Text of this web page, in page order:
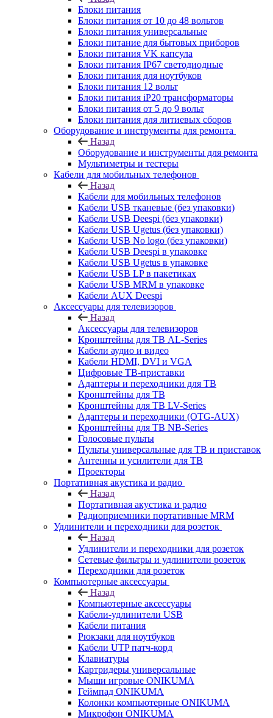
Блоки питания
Блоки питания от 10 до 48 вольтов
Блоки питания универсальные
Блоки питание для бытовых приборов
Блоки питания VK капсула
Блоки питания IP67 светодиодные
Блоки питания для ноутбуков
Блоки питания 12 вольт
Блоки питания iP20 трансформаторы
Блоки питания от 5 до 9 вольт
Блоки питания для литиевых сборов
Оборудование и инструменты для ремонта
Назад
Оборудование и инструменты для ремонта
Мультиметры и тестеры
Кабели для мобильных телефонов
Назад
Кабели для мобильных телефонов
Кабели USB тканевые (без упаковки)
Кабели USB Deespi (без упаковки)
Кабели USB Ugetus (без упаковки)
Кабели USB No logo (без упаковки)
Кабели USB Deespi в упаковке
Кабели USB Ugetus в упаковке
Кабели USB LP в пакетиках
Кабели USB MRM в упаковке
Кабели AUX Deespi
Аксессуары для телевизоров
Назад
Аксессуары для телевизоров
Кронштейны для ТВ AL-Series
Кабели аудио и видео
Кабели HDMI, DVI и VGA
Цифровые ТВ-приставки
Адаптеры и переходники для ТВ
Кронштейны для ТВ
Кронштейны для ТВ LV-Series
Адаптеры и переходники (OTG-AUX)
Кронштейны для ТВ NB-Series
Голосовые пульты
Пульты универсальные для ТВ и приставок
Антенны и усилители для ТВ
Проекторы
Портативная акустика и радио
Назад
Портативная акустика и радио
Радиоприемники портативные MRM
Удлинители и переходники для розеток
Назад
Удлинители и переходники для розеток
Сетевые фильтры и удлинители розеток
Переходники для розеток
Компьютерные аксессуары
Назад
Компьютерные аксессуары
Кабели-удлинители USB
Кабели питания
Рюкзаки для ноутбуков
Кабели UTP патч-корд
Клавиатуры
Картридеры универсальные
Мыши игровые ONIKUMA
Геймпад ONIKUMA
Колонки компьютерные ONIKUMA
Микрофон ONIKUMA